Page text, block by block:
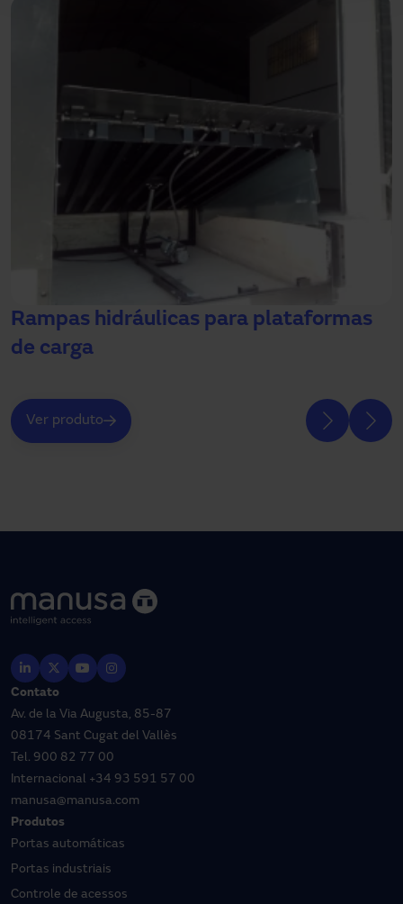
Rampas hidráulicas para plataformas
de carga
Ver produto
Contato
Av. de la Via Augusta, 85-87
08174 Sant Cugat del Vallès
Tel. 900 82 77 00
Internacional +34 93 591 57 00
manusa@manusa.com
Produtos
Portas automáticas
Portas industriais
Controle de acessos